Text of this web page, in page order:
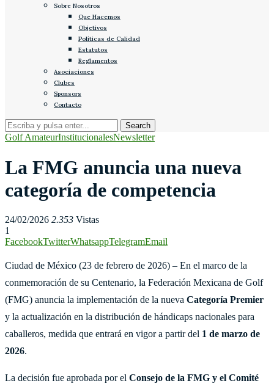
Sobre Nosotros
Que Hacemos
Objetivos
Políticas de Calidad
Estatutos
Reglamentos
Asociaciones
Clubes
Sponsors
Contacto
Golf AmateurInstitucionalesNewsletter
La FMG anuncia una nueva
categoría de competencia
24/02/2026 2.353 Vistas
1
FacebookTwitterWhatsappTelegramEmail
Ciudad de México (23 de febrero de 2026) – En el marco de la
conmemoración de su Centenario, la Federación Mexicana de Golf
(FMG) anuncia la implementación de la nueva Categoría Premier
y la actualización en la distribución de hándicaps nacionales para
caballeros, medida que entrará en vigor a partir del 1 de marzo de
2026.
La decisión fue aprobada por el Consejo de la FMG y el Comité